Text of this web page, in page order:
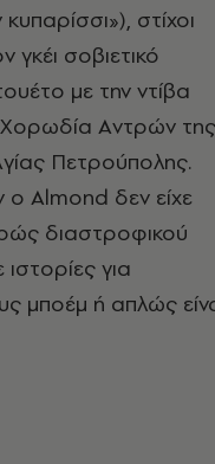
στίχοι
γκέι σοβιετικό
με την ντίβα
Aντρών της
Πετρούπολης.
ο Almond δεν είχε
διαστροφικού
για
μποέμ ή απλώς